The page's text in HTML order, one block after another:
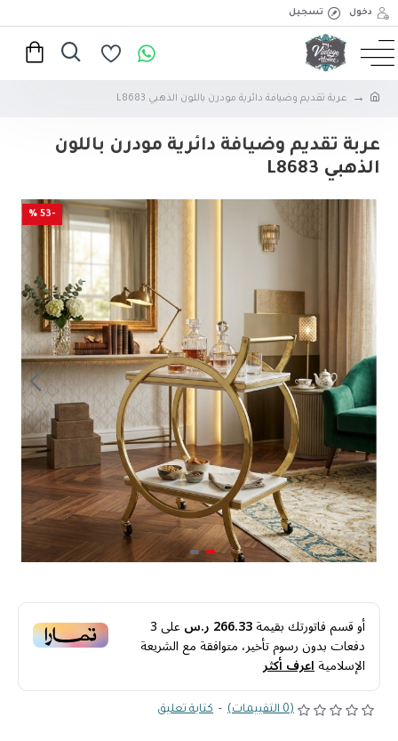
دخول تسجيل
عربة تقديم وضيافة دائرية مودرن باللون الذهبي L8683
عربة تقديم وضيافة دائرية مودرن باللون
الذهبي L8683
-53 %
أو قسم فاتورتك بقيمة266.33 ر.س على3
دفعات بدون رسوم تأخير، متوافقة مع الشريعة
الإسلاميةاعرف أكثر
(0 التقييمات) - كتابة تعليق